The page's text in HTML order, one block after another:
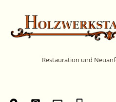
springen
Restauration und